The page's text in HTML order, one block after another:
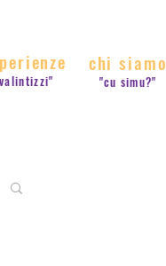
chi siamo
"cu simu?"